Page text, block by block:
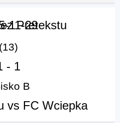
11-29
(13)
- 1
B
vs FC Wciepka